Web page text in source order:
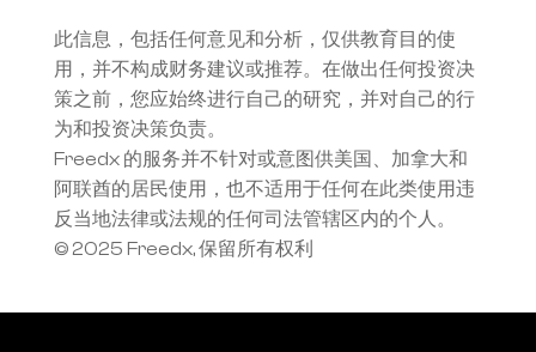
此信息，包括任何意见和分析，仅供教育目的使
用，并不构成财务建议或推荐。在做出任何投资决
策之前，您应始终进行自己的研究，并对自己的行
为和投资决策负责。
Freedx 的服务并不针对或意图供美国、加拿大和
阿联酋的居民使用，也不适用于任何在此类使用违
反当地法律或法规的任何司法管辖区内的个人。
© 2025 Freedx, 保留所有权利